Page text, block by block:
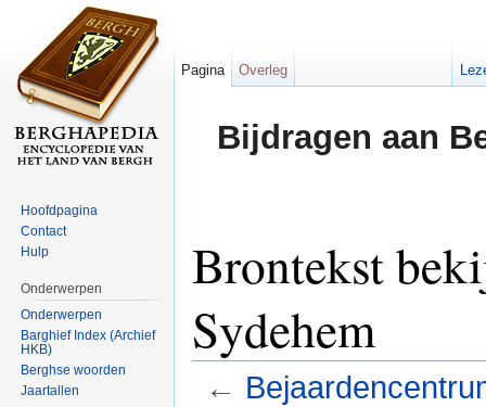
Bijdragen aan
Brontekst
Sydehem
←
Pagina Overleg
Hoofdpagina
Contact
Hulp
Onderwerpen
Onderwerpen
Barghief Index (Archief
HKB)
Berghse woorden
Jaartallen